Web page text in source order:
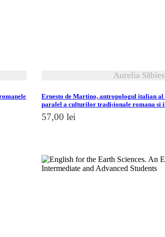
Aurelia
Ernesto de Martino, antropologul italian al
paralel a culturilor tradiționale romana si
57,00 lei